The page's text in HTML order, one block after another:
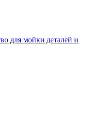
для мойки деталей и